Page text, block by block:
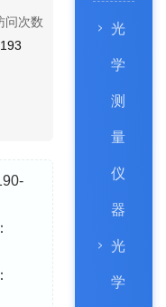
问次数
光
学
测
量
仪
器
光
学